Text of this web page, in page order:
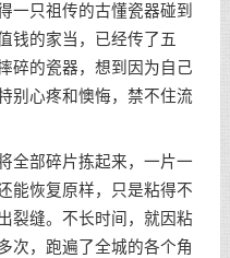
一只祖传的古懂瓷器碰到
钱的家当，已经传了五
碎的瓷器，想到因为自己
别心疼和懊悔，禁不住流
部碎片拣起来，一片一
能恢复原样，只是粘得不
裂缝。不长时间，就因粘
次，跑遍了全城的各个角